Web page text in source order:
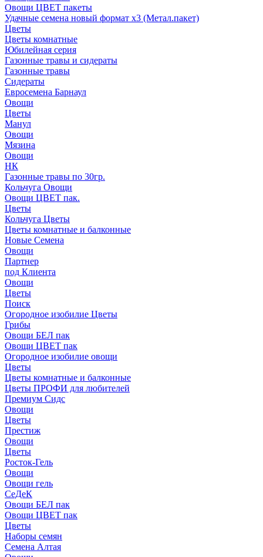
Овощи ЦВЕТ пакеты
Удачные семена новый формат х3 (Метал.пакет)
Цветы
Цветы комнатные
Юбилейная серия
Газонные травы и сидераты
Газонные травы
Сидераты
Евросемена Барнаул
Овощи
Цветы
Манул
Овощи
Мязина
Овощи
НК
Газонные травы по 30гр.
Кольчуга Овощи
Овощи ЦВЕТ пак.
Цветы
Кольчуга Цветы
Цветы комнатные и балконные
Новые Семена
Овощи
Партнер
под Клиента
Овощи
Цветы
Поиск
Огородное изобилие Цветы
Грибы
Овощи БЕЛ пак
Овощи ЦВЕТ пак
Огородное изобилие овощи
Цветы
Цветы комнатные и балконные
Цветы ПРОФИ для любителей
Премиум Сидс
Овощи
Цветы
Престиж
Овощи
Цветы
Росток-Гель
Овощи
Овощи гель
СеДеК
Овощи БЕЛ пак
Овощи ЦВЕТ пак
Цветы
Наборы семян
Семена Алтая